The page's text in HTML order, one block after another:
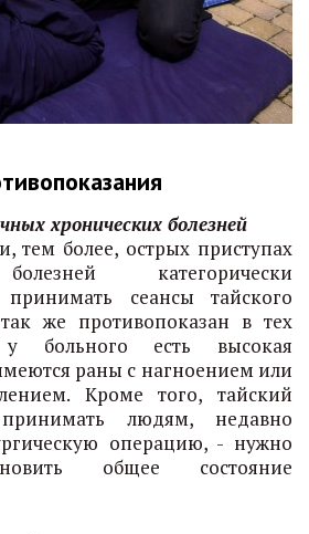
хронических болезней
тем более, острых приступах
категорически
принимать сеансы тайского
же противопоказан в тех
у больного есть высокая
раны с нагноением или
Кроме того, тайский
людям, недавно
операцию, - нужно
общее состояние